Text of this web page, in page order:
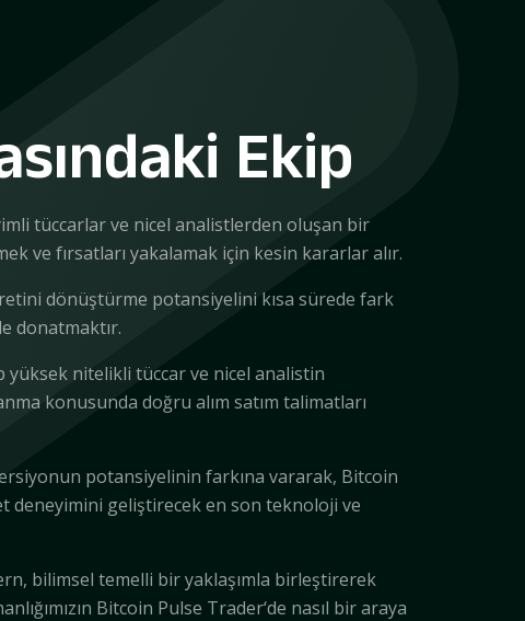
Ekip
tüccarlar ve nicel analistlerden oluşan bir
ve fırsatları yakalamak için kesin kararlar alır.
dönüştürme potansiyelini kısa sürede fark
donatmaktır.
nitelikli tüccar ve nicel analistin
konusunda doğru alım satım talimatları
potansiyelinin farkına vararak, Bitcoin
deneyimini geliştirecek en son teknoloji ve
bilimsel temelli bir yaklaşımla birleştirerek
Bitcoin Pulse Trader‘de nasıl bir araya